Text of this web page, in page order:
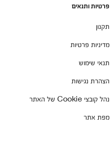
פרטיות ותנאים
תקנון
מדיניות פרטיות
תנאי שימוש
הצהרת נגישות
נהל קובצי Cookie של האתר
מפת אתר